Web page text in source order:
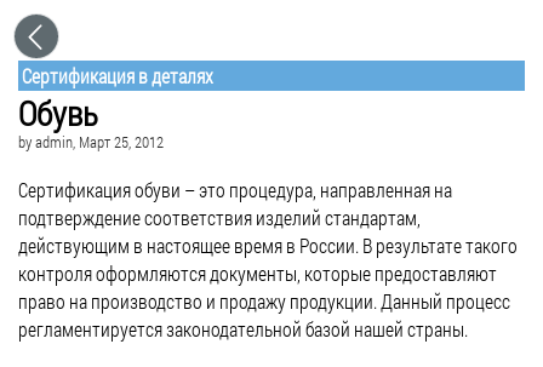
Сертификация в деталях
Обувь
byadmin, Март 25, 2012
Сертификация обуви – это процедура, направленная на
подтверждение соответствия изделий стандартам,
действующим в настоящее время в России. В результате такого
контроля оформляются документы, которые предоставляют
право на производство и продажу продукции. Данный процесс
регламентируется законодательной базой нашей страны.